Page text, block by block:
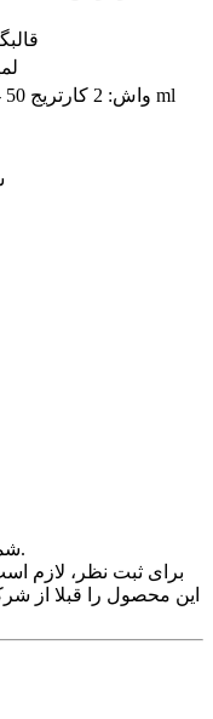
پوتی: 2 * 300 ml - واش: 2 کارتریج 50 ml
شما هم می‌توانید در مورد این کالا نظر بدهید.
برای ثبت نظر، لازم است
این محصول را قبلا از